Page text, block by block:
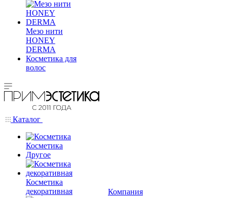
Мезо нити
HONEY
DERMA
Косметика для
волос
Каталог
Косметика
Другое
Косметика
декоративная
Компания